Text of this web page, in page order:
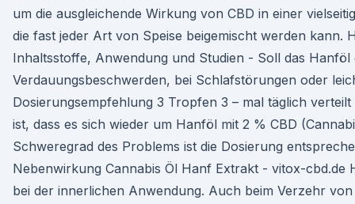
um die ausgleichende Wirkung von CBD in einer
die fast jeder Art von Speise beigemischt werden kann.
Inhaltsstoffe, Anwendung und Studien - Soll das Hanföl
Verdauungsbeschwerden, bei Schlafstörungen oder
Dosierungsempfehlung 3 Tropfen 3 – mal täglich
ist, dass es sich wieder um Hanföl mit 2 % CBD
Schweregrad des Problems ist die Dosierung
Nebenwirkung Cannabis Öl Hanf Extrakt - vitox-cbd.de
bei der innerlichen Anwendung. Auch beim Verzehr